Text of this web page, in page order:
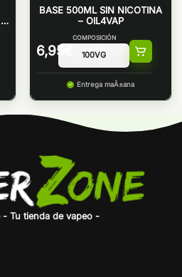
BASE 500ML SIN NICOTINA
– OIL4VAP
6,95
COMPOSICIÓN
Entrega maÃ±ana
- Tu tienda de vapeo -